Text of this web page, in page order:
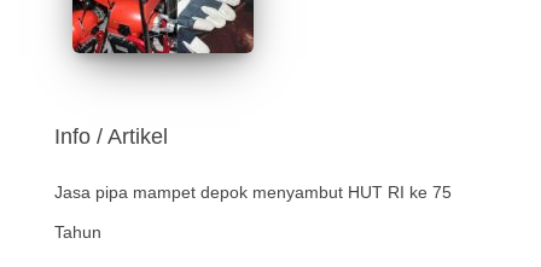
Info / Artikel
Jasa pipa mampet depok menyambut HUT RI ke 75
Tahun